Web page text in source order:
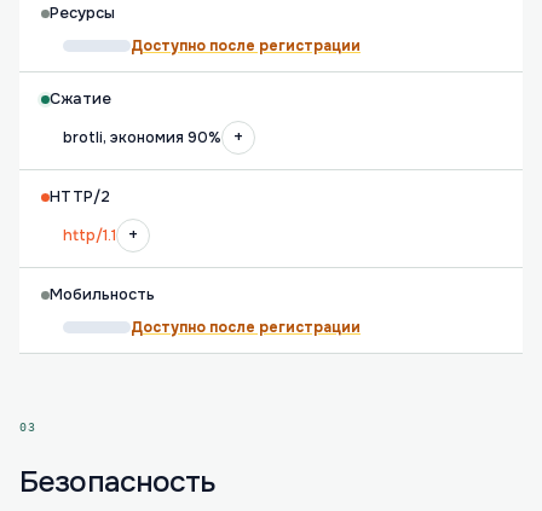
Ресурсы
Доступно после регистрации
Сжатие
brotli, экономия 90%
+
HTTP/2
http/1.1
+
Мобильность
Доступно после регистрации
03
Безопасность